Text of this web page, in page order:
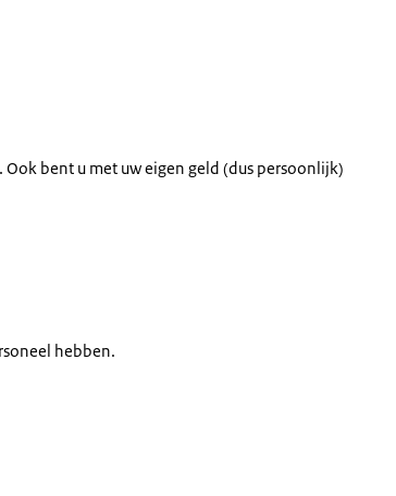
bent u met uw eigen geld (dus persoonlijk)
hebben.